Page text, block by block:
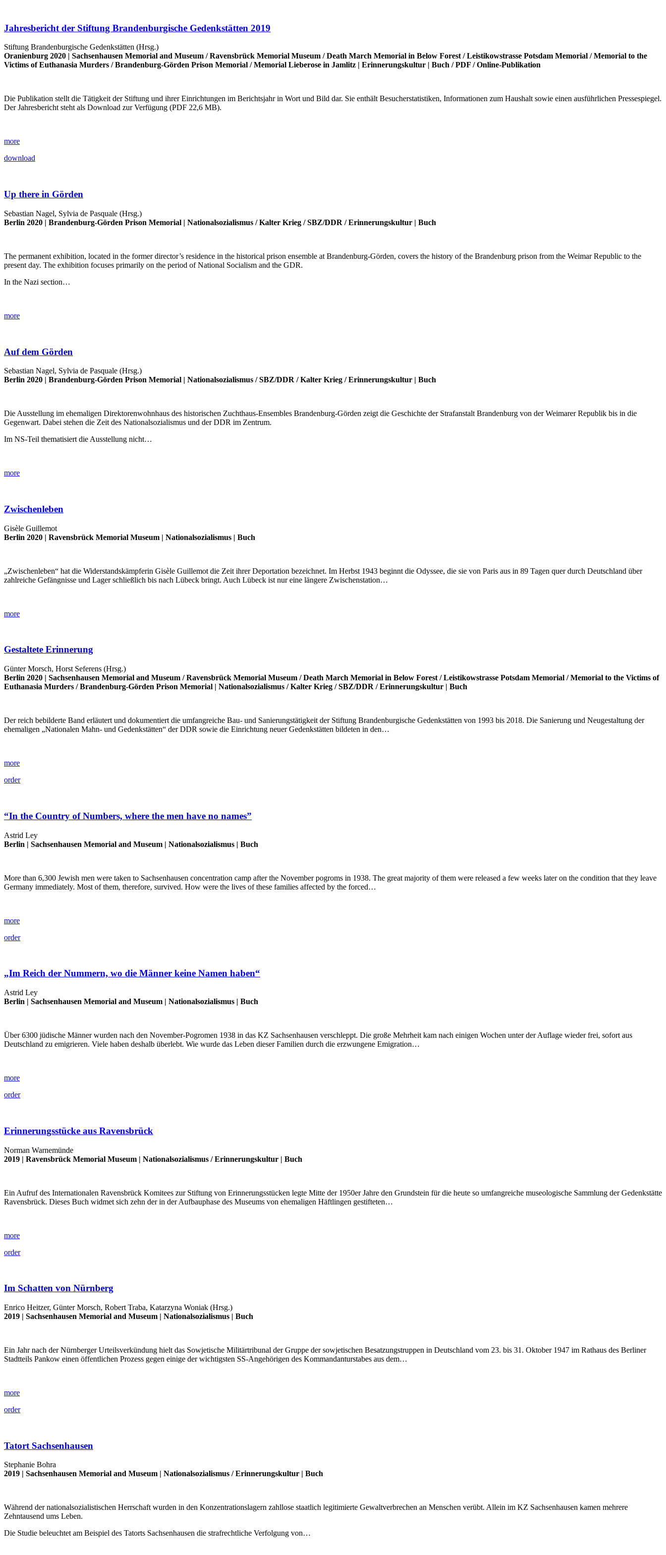
Jahresbericht der Stiftung Brandenburgische Gedenkstätten 2019
Stiftung Brandenburgische Gedenkstätten (Hrsg.)
Oranienburg 2020 | Sachsenhausen Memorial and Museum /Ravensbrück Memorial Museum /Death March Memorial in Below Forest/Leistikowstrasse Potsdam Memorial /Memorial to the
Victims of Euthanasia Murders /Brandenburg-Görden Prison Memorial /Memorial Lieberose in Jamlitz | Erinnerungskultur | Buch /PDF /Online-Publikation
Die Publikation stellt die Tätigkeit der Stiftung und ihrer Einrichtungen im Berichtsjahr in Wort und Bild dar. Sie enthält Besucherstatistiken, Informationen zum Haushalt sowie einen ausführlichen Pressespiegel.
Der Jahresbericht steht als Download zur Verfügung (PDF 22,6 MB).
more
download
Up there in Görden
Sebastian Nagel, Sylvia de Pasquale (Hrsg.)
Berlin 2020 | Brandenburg-Görden Prison Memorial | Nationalsozialismus /Kalter Krieg /SBZ/DDR /Erinnerungskultur | Buch
The permanent exhibition, located in the former director’s residence in the historical prison ensemble at Brandenburg-Görden, covers the history of the Brandenburg prison from the Weimar Republic to the
present day. The exhibition focuses primarily on the period of National Socialism and the GDR.
In the Nazi section…
more
Auf dem Görden
Sebastian Nagel, Sylvia de Pasquale (Hrsg.)
Berlin 2020 | Brandenburg-Görden Prison Memorial | Nationalsozialismus /SBZ/DDR /Kalter Krieg /Erinnerungskultur | Buch
Die Ausstellung im ehemaligen Direktorenwohnhaus des historischen Zuchthaus-Ensembles Brandenburg-Görden zeigt die Geschichte der Strafanstalt Brandenburg von der Weimarer Republik bis in die
Gegenwart. Dabei stehen die Zeit des Nationalsozialismus und der DDR im Zentrum.
Im NS-Teil thematisiert die Ausstellung nicht…
more
Zwischenleben
Gisèle Guillemot
Berlin 2020 | Ravensbrück Memorial Museum | Nationalsozialismus | Buch
„Zwischenleben“ hat die Widerstandskämpferin Gisèle Guillemot die Zeit ihrer Deportation bezeichnet. Im Herbst 1943 beginnt die Odyssee, die sie von Paris aus in 89 Tagen quer durch Deutschland über
zahlreiche Gefängnisse und Lager schließlich bis nach Lübeck bringt. Auch Lübeck ist nur eine längere Zwischenstation…
more
Gestaltete Erinnerung
Günter Morsch, Horst Seferens (Hrsg.)
Berlin 2020 | Sachsenhausen Memorial and Museum /Ravensbrück Memorial Museum /Death March Memorial in Below Forest /Leistikowstrasse Potsdam Memorial /Memorial to the Victims of
Euthanasia Murders /Brandenburg-Görden Prison Memorial | Nationalsozialismus /Kalter Krieg /SBZ/DDR /Erinnerungskultur | Buch
Der reich bebilderte Band erläutert und dokumentiert die umfangreiche Bau- und Sanierungstätigkeit der Stiftung Brandenburgische Gedenkstätten von 1993 bis 2018. Die Sanierung und Neugestaltung der
ehemaligen „Nationalen Mahn- und Gedenkstätten“ der DDR sowie die Einrichtung neuer Gedenkstätten bildeten in den…
more
order
“In the Country of Numbers, where the men have no names”
Astrid Ley
Berlin | Sachsenhausen Memorial and Museum | Nationalsozialismus | Buch
More than 6,300 Jewish men were taken to Sachsenhausen concentration camp after the November pogroms in 1938. The great majority of them were released a few weeks later on the condition that they leave
Germany immediately. Most of them, therefore, survived. How were the lives of these families affected by the forced…
more
order
„Im Reich der Nummern, wo die Männer keine Namen haben“
Astrid Ley
Berlin | Sachsenhausen Memorial and Museum | Nationalsozialismus | Buch
Über 6300 jüdische Männer wurden nach den November-Pogromen 1938 in das KZ Sachsenhausen verschleppt. Die große Mehrheit kam nach einigen Wochen unter der Auflage wieder frei, sofort aus
Deutschland zu emigrieren. Viele haben deshalb überlebt. Wie wurde das Leben dieser Familien durch die erzwungene Emigration…
more
order
Erinnerungsstücke aus Ravensbrück
Norman Warnemünde
2019 | Ravensbrück Memorial Museum | Nationalsozialismus /Erinnerungskultur | Buch
Ein Aufruf des Internationalen Ravensbrück Komitees zur Stiftung von Erinnerungsstücken legte Mitte der 1950er Jahre den Grundstein für die heute so umfangreiche museologische Sammlung der Gedenkstätte
Ravensbrück. Dieses Buch widmet sich zehn der in der Aufbauphase des Museums von ehemaligen Häftlingen gestifteten…
more
order
Im Schatten von Nürnberg
Enrico Heitzer, Günter Morsch, Robert Traba, Katarzyna Woniak (Hrsg.)
2019 | Sachsenhausen Memorial and Museum | Nationalsozialismus | Buch
Ein Jahr nach der Nürnberger Urteilsverkündung hielt das Sowjetische Militärtribunal der Gruppe der sowjetischen Besatzungstruppen in Deutschland vom 23. bis 31. Oktober 1947 im Rathaus des Berliner
Stadtteils Pankow einen öffentlichen Prozess gegen einige der wichtigsten SS-Angehörigen des Kommandanturstabes aus dem…
more
order
Tatort Sachsenhausen
Stephanie Bohra
2019 | Sachsenhausen Memorial and Museum | Nationalsozialismus /Erinnerungskultur | Buch
Während der nationalsozialistischen Herrschaft wurden in den Konzentrationslagern zahllose staatlich legitimierte Gewaltverbrechen an Menschen verübt. Allein im KZ Sachsenhausen kamen mehrere
Zehntausend ums Leben.
Die Studie beleuchtet am Beispiel des Tatorts Sachsenhausen die strafrechtliche Verfolgung von…